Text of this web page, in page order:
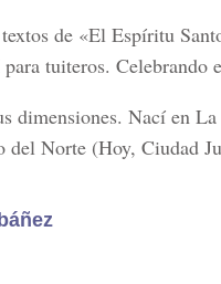
de «El Espíritu
tuiteros. Celebrando
dimensiones. Nací en
del Norte (Hoy, Ciudad